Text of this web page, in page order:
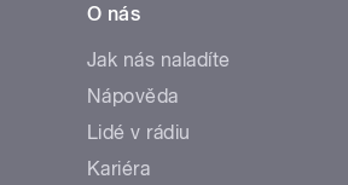
O nás
Jak nás naladíte
Nápověda
Lidé v rádiu
Kariéra